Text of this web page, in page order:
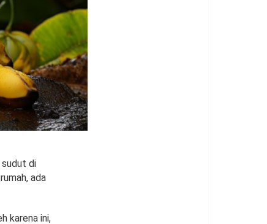
sudut di
ada
karena ini,